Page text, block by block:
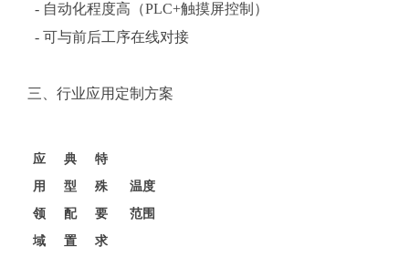
- 自动化程度高（PLC+触摸屏控制）
- 可与前后工序在线对接
三、行业应用定制方案
应
用
领
域
典
型
配
置
特
殊
要
求
温度
范围